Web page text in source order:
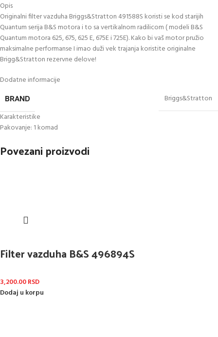
Opis
Originalni filter vazduha Briggs&Stratton 491588S koristi se kod starijih
Quantum serija B&S motora i to sa vertikalnom radilicom ( modeli B&S
Quantum motora 625, 675, 625 E, 675E i 725E). Kako bi vaš motor pružio
maksimalne performanse I imao duži vek trajanja koristite originalne
Brigg&Stratton rezervne delove!
Dodatne informacije
BRAND
Briggs&Stratton
Karakteristike
Pakovanje: 1 komad
Povezani proizvodi
Filter vazduha B&S 496894S
3,200.00RSD
Dodaj u korpu